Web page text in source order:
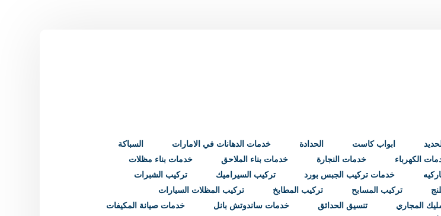
ابواب كاست الحدادة خدمات الدهانات في الامارات
السباكة
الكهرباء خدمات النجارة خدمات بناء الملاحق
خدمات بناء مظلات
خدمات تركيب الجبس بورد تركيب السيراميك
تركيب الشبرات
تركيب المسابح تركيب المطابخ
تركيب المظلات السيارات
المجاري تنسيق الحدائق خدمات ساندوتش بانل
خدمات صيانة المكيفات